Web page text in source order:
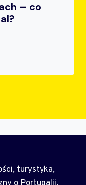
– co
turystyka,